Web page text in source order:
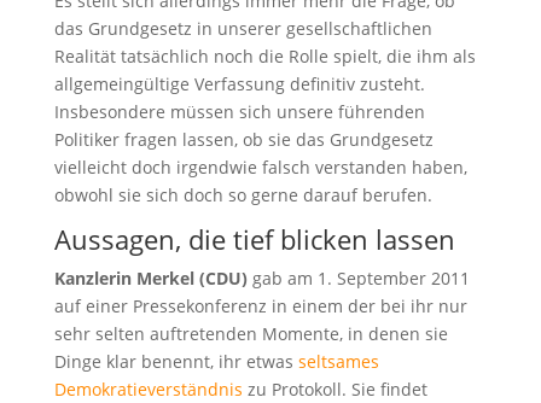
das Grundgesetz in unserer gesellschaftlichen
Realität tatsächlich noch die Rolle spielt, die ihm als
allgemeingültige Verfassung definitiv zusteht.
Insbesondere müssen sich unsere führenden
Politiker fragen lassen, ob sie das Grundgesetz
vielleicht doch irgendwie falsch verstanden haben,
obwohl sie sich doch so gerne darauf berufen.
Aussagen, die tief blicken lassen
Kanzlerin Merkel (CDU) gab am 1. September 2011
auf einer Pressekonferenz in einem der bei ihr nur
sehr selten auftretenden Momente, in denen sie
Dinge klar benennt, ihr etwas seltsames
Demokratieverständnis zu Protokoll. Sie findet